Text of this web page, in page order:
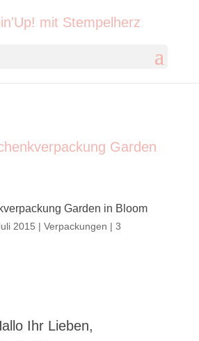
Garden in Bloom
2015 | Verpackungen | 3
Ihr Lieben,